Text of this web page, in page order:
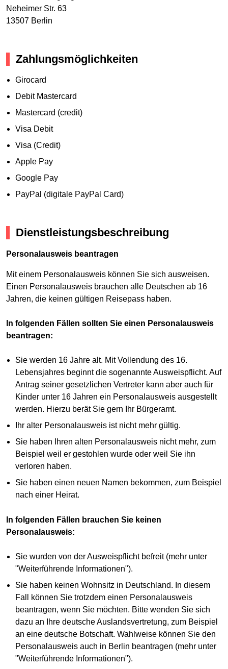
Neheimer Str. 63
13507 Berlin
Zahlungsmöglichkeiten
Girocard
Debit Mastercard
Mastercard (credit)
Visa Debit
Visa (Credit)
Apple Pay
Google Pay
PayPal (digitale PayPal Card)
Dienstleistungsbeschreibung
Personalausweis beantragen
Mit einem Personalausweis können Sie sich ausweisen.
Einen Personalausweis brauchen alle Deutschen ab 16
Jahren, die keinen gültigen Reisepass haben.
In folgenden Fällen sollten Sie einen Personalausweis
beantragen:
Sie werden 16 Jahre alt. Mit Vollendung des 16.
Lebensjahres beginnt die sogenannte Ausweispflicht. Auf
Antrag seiner gesetzlichen Vertreter kann aber auch für
Kinder unter 16 Jahren ein Personalausweis ausgestellt
werden. Hierzu berät Sie gern Ihr Bürgeramt.
Ihr alter Personalausweis ist nicht mehr gültig.
Sie haben Ihren alten Personalausweis nicht mehr, zum
Beispiel weil er gestohlen wurde oder weil Sie ihn
verloren haben.
Sie haben einen neuen Namen bekommen, zum Beispiel
nach einer Heirat.
In folgenden Fällen brauchen Sie keinen
Personalausweis:
Sie wurden von der Ausweispflicht befreit (mehr unter
"Weiterführende Informationen").
Sie haben keinen Wohnsitz in Deutschland. In diesem
Fall können Sie trotzdem einen Personalausweis
beantragen, wenn Sie möchten. Bitte wenden Sie sich
dazu an Ihre deutsche Auslandsvertretung, zum Beispiel
an eine deutsche Botschaft. Wahlweise können Sie den
Personalausweis auch in Berlin beantragen (mehr unter
"Weiterführende Informationen").